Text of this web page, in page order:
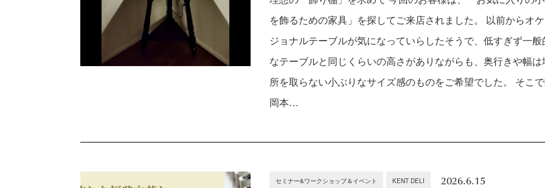
を飾るための家具」を探してご来店されました。 以前からオ
ジョナルテーブルが気になっていらしたそうで、低すぎず一般
なテーブルと同じくらいの高さがありながらも、奥行きや幅は
所を取らない小ぶりなサイズ感のものをご希望でした。 そこ
岡本…
セミナー&ワークショップ＆イベント KENT DELI 2026.6.15